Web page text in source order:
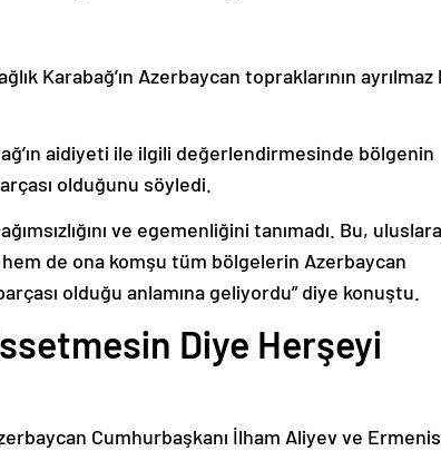
Karabağ’ın Azerbaycan topraklarının ayrılmaz
aidiyeti ile ilgili değerlendirmesinde bölgenin
olduğunu söyledi.
ve egemenliğini tanımadı. Bu,
hem de ona komşu tüm bölgelerin Azerbaycan
olduğu anlamına geliyordu” diye konuştu.
Diye Herşeyi
Cumhurbaşkanı İlham Aliyev ve